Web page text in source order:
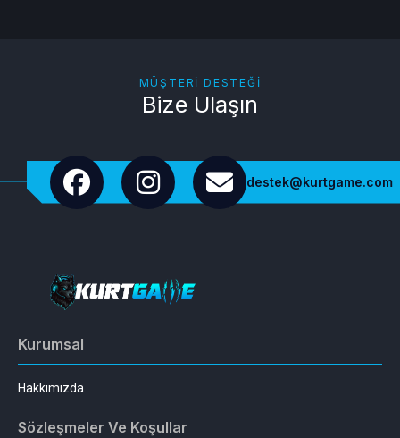
MÜŞTERI DESTEĞI
Bize Ulaşın
destek@kurtgame.com
Kurumsal
Hakkımızda
Sözleşmeler Ve Koşullar